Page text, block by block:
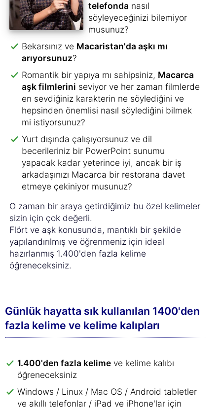
telefonda nasıl
söyleyeceğinizi bilemiyor
musunuz?
Bekarsınız ve Macaristan'da aşkı mı
arıyorsunuz?
Romantik bir yapıya mı sahipsiniz, Macarca
aşk filmlerini seviyor ve her zaman filmlerde
en sevdiğiniz karakterin ne söylediğini ve
hepsinden önemlisi nasıl söylediğini bilmek
mi istiyorsunuz?
Yurt dışında çalışıyorsunuz ve dil
becerileriniz bir PowerPoint sunumu
yapacak kadar yeterince iyi, ancak bir iş
arkadaşınızı Macarca bir restorana davet
etmeye çekiniyor musunuz?
O zaman bir araya getirdiğimiz bu özel kelimeler
sizin için çok değerli.
Flört ve aşk konusunda, mantıklı bir şekilde
yapılandırılmış ve öğrenmeniz için ideal
hazırlanmış 1.400'den fazla kelime
öğreneceksiniz.
Günlük hayatta sık kullanılan 1400'den
fazla kelime ve kelime kalıpları
1.400'den fazla kelime ve kelime kalıbı
öğreneceksiniz
Windows / Linux / Mac OS / Android tabletler
ve akıllı telefonlar / iPad ve iPhone'lar için